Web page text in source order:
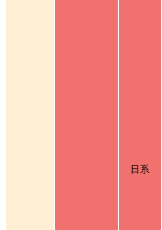
日系